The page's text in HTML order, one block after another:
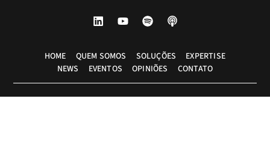
HOME QUEM SOMOS SOLUÇÕES
EXPERTISE
NEWS
EVENTOS OPINIÕES CONTATO